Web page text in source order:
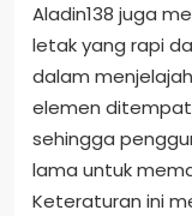
Aladin138 juga
letak yang rapi
dalam
elemen
sehingga
lama untuk
Keteraturan ini